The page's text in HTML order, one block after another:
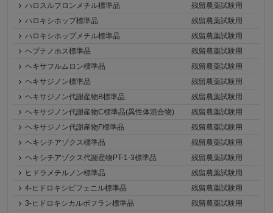
ハロスルフロンメチル標準品
残留農薬試験用
ハロキシホップ標準品
残留農薬試験用
ハロキシホップメチル標準品
残留農薬試験用
ヘプテノホス標準品
残留農薬試験用
ヘキサフルムロン標準品
残留農薬試験用
ヘキサジノン標準品
残留農薬試験用
ヘキサジノン代謝産物B標準品
残留農薬試験用
ヘキサジノン代謝産物C標準品(異性体混合物)
残留農薬試験用
ヘキサジノン代謝産物F標準品
残留農薬試験用
ヘキシチアゾクス標準品
残留農薬試験用
ヘキシチアゾクス代謝産物PT-1-3標準品
残留農薬試験用
ヒドラメチルノン標準品
残留農薬試験用
4-ヒドロキシビフェニル標準品
残留農薬試験用
3-ヒドロキシカルボフラン標準品
残留農薬試験用